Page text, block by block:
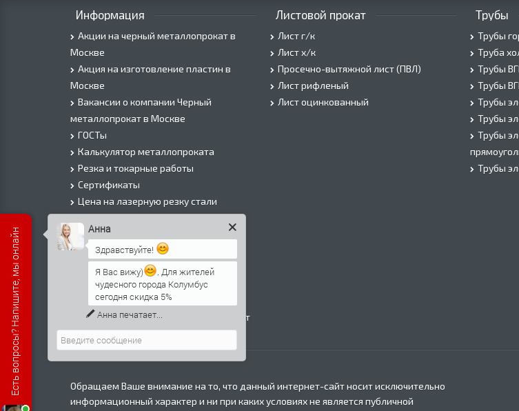
Информация
Акции на черный металлопрокат в
Москве
Акция на изготовление пластин в
Москве
Вакансии о компании Черный
металлопрокат в Москве
ГОСТы
Калькулятор металлопроката
Резка и токарные работы
Сертификаты
Цена на лазерную резку стали
Цена на плазменую резку стали
Цена на резку газом или болгаркой
О Компании
Информация о доставке
Политика безопасности
Контакты
Прайс лист на черный металлопрокат
в Москве
Листовой прокат
Лист г/к
Лист х/к
Просечно-вытяжной лист (ПВЛ)
Лист рифленый
Лист оцинкованный
Трубы
Трубы
Труба
Трубы
Трубы
Трубы
Трубы
Трубы
Трубы
Обращаем Ваше внимание на то, что данный интернет-сайт носит исключительно
информационный характер и ни при каких условиях не является публичной
Есть вопросы? Напишите, мы онлайн Анна
Здравствуйте!
Я Вас вижу)
. Для жителей
чудесного города Колумбус
сегодня скидка 5%
Анна печатает...